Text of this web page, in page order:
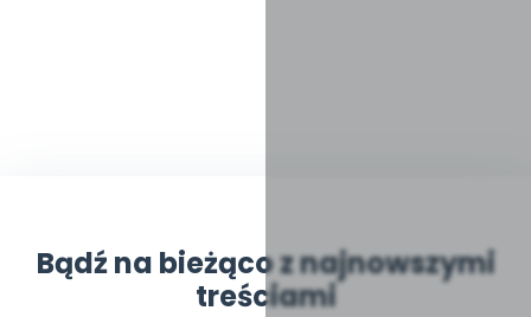
Bądź na bieżąco z najnowszymi
treściami